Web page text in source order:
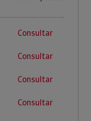
Consultar
Consultar
Consultar
Consultar